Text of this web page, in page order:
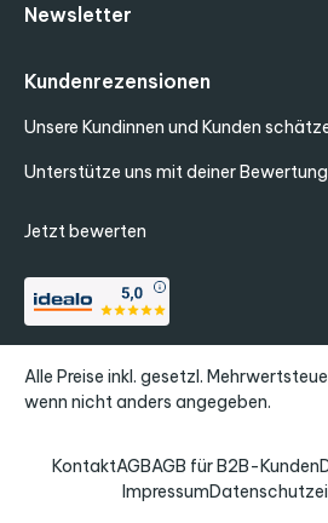
Kundenrezensionen
Unsere Kundinnen und Kunden
Unterstütze uns mit deiner
Jetzt bewerten
Newsletter
Alle Preise inkl. gesetzl.
wenn nicht anders angegeben.
KontaktAGBAGB für B2B-Kunden
Impressum